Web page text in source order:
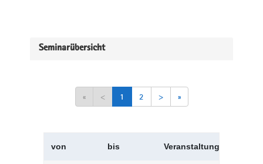
Seminarübersicht
« < 1 2 > »
von bis Veranstaltungskürzel